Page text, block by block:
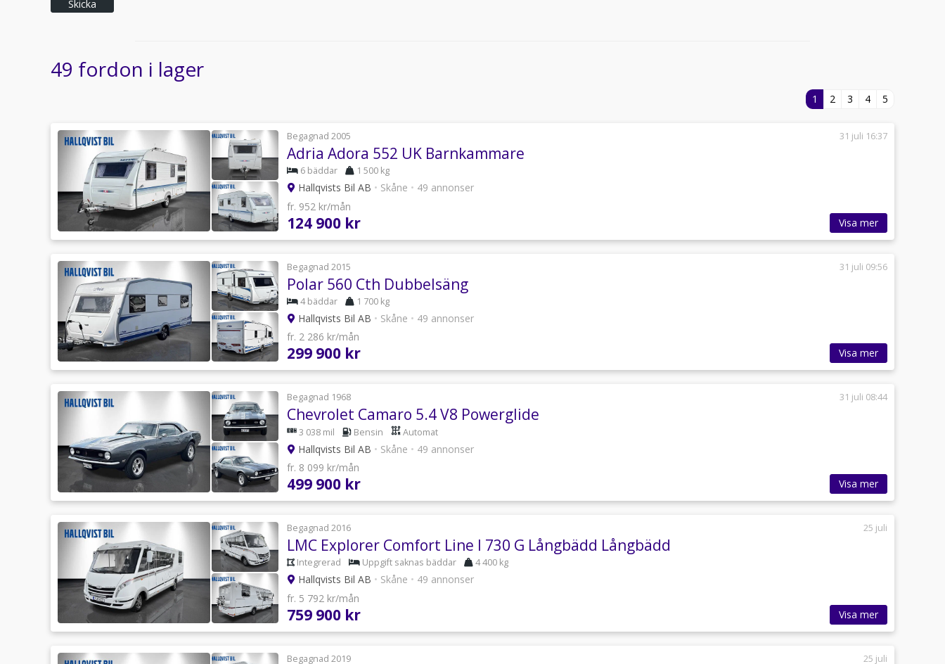
Skicka
49 fordon i lager
1 2 3 4 5
Begagnad 2005 31 juli 16:37
Adria Adora 552 UK Barnkammare
6 bäddar 1 500 kg
Hallqvists Bil AB • Skåne • 49 annonser
fr. 952 kr/mån
124 900 kr Visa mer
Begagnad 2015 31 juli 09:56
Polar 560 Cth Dubbelsäng
4 bäddar 1 700 kg
Hallqvists Bil AB • Skåne • 49 annonser
fr. 2 286 kr/mån
299 900 kr Visa mer
Begagnad 1968 31 juli 08:44
Chevrolet Camaro 5.4 V8 Powerglide
3 038 mil Bensin Automat
Hallqvists Bil AB • Skåne • 49 annonser
fr. 8 099 kr/mån
499 900 kr Visa mer
Begagnad 2016 25 juli
LMC Explorer Comfort Line I 730 G Långbädd Långbädd
Integrerad Uppgift saknas bäddar 4 400 kg
Hallqvists Bil AB • Skåne • 49 annonser
fr. 5 792 kr/mån
759 900 kr Visa mer
Begagnad 2019 25 juli